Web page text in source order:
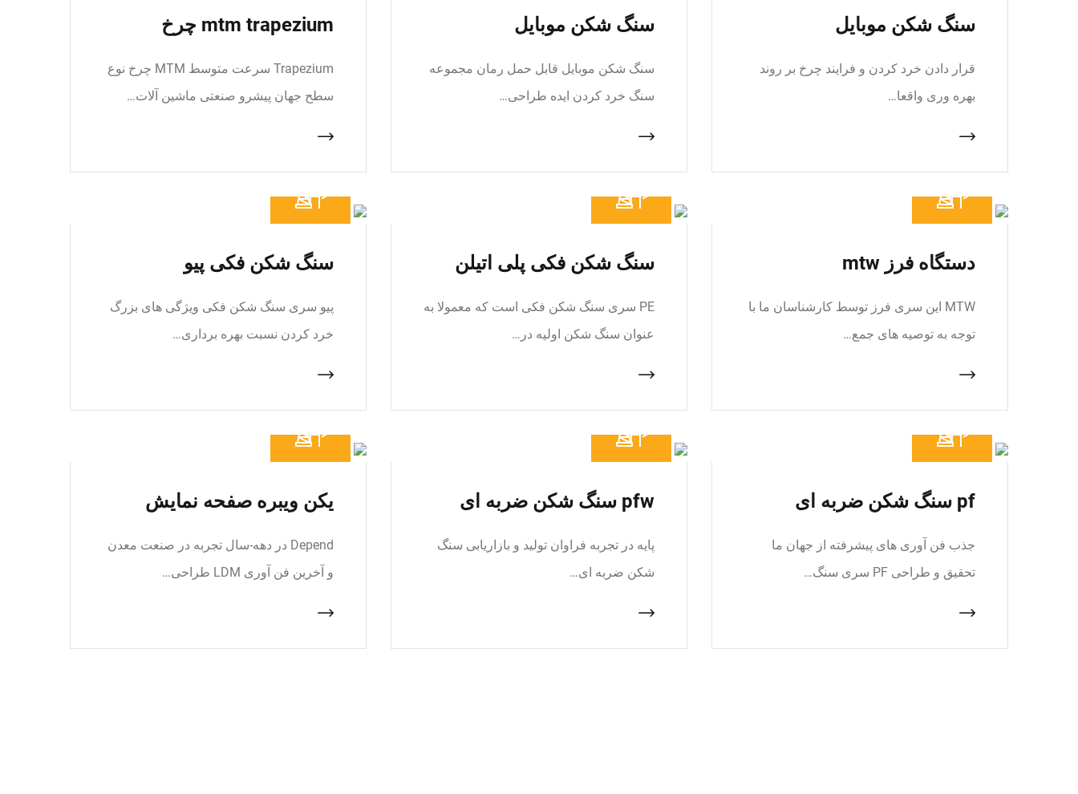
سنگ شکن موبایل
قرار دادن خرد کردن و فرایند چرخ بر روند
بهره وری واقعا…
سنگ شکن موبایل
سنگ شکن موبایل قابل حمل رمان مجموعه
سنگ خرد کردن ایده طراحی…
mtm trapezium چرخ
Trapezium سرعت متوسط MTM چرخ نوع
سطح جهان پیشرو صنعتی ماشین آلات…
دستگاه فرز mtw
MTW این سری فرز توسط کارشناسان ما با
توجه به توصیه های جمع…
سنگ شکن فکی پلی اتیلن
PE سری سنگ شکن فکی است که معمولا به
عنوان سنگ شکن اولیه در…
سنگ شکن فکی پیو
پیو سری سنگ شکن فکی ویژگی های بزرگ
خرد کردن نسبت بهره برداری…
pf سنگ شکن ضربه ای
جذب فن آوری های پیشرفته از جهان ما
تحقیق و طراحی PF سری سنگ…
pfw سنگ شکن ضربه ای
پایه در تجربه فراوان تولید و بازاریابی سنگ
شکن ضربه ای…
یکن ویبره صفحه نمایش
Depend در دهه-سال تجربه در صنعت معدن
و آخرین فن آوری LDM طراحی…